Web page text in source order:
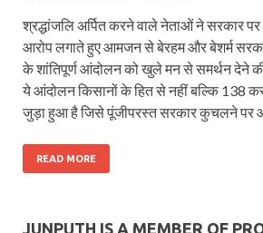
श्रद्धांजलि अर्पित करने वाले नेताओं ने सरकार पर
आरोप लगाते हुए आमजन से बेरहम और बेशर्म
के शांतिपूर्ण आंदोलन को खुले मन से समर्थन देने
ये आंदोलन किसानों के हित से नहीं बल्कि 138
जुड़ा हुआ है जिसे पूंजीपरस्त सरकार कुचलने पर
READ MORE
JUNPUTH IS A MEMBER OF